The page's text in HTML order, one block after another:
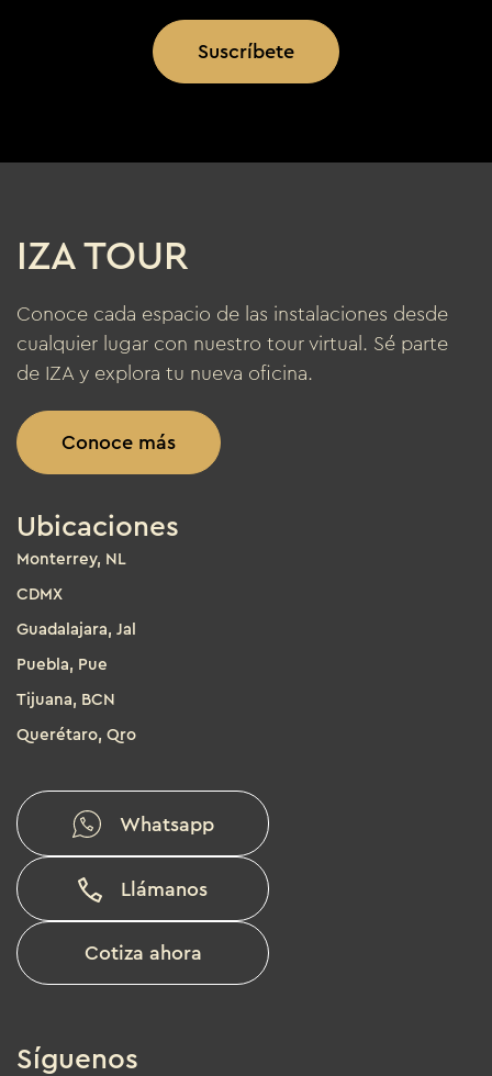
Suscríbete
IZA TOUR
Conoce cada espacio de las instalaciones desde
cualquier lugar con nuestro tour virtual. Sé parte
de IZA y explora tu nueva oficina.
Conoce más
Ubicaciones
Monterrey, NL
CDMX
Guadalajara, Jal
Puebla, Pue
Tijuana, BCN
Querétaro, Qro
Whatsapp
Llámanos
Cotiza ahora
Síguenos